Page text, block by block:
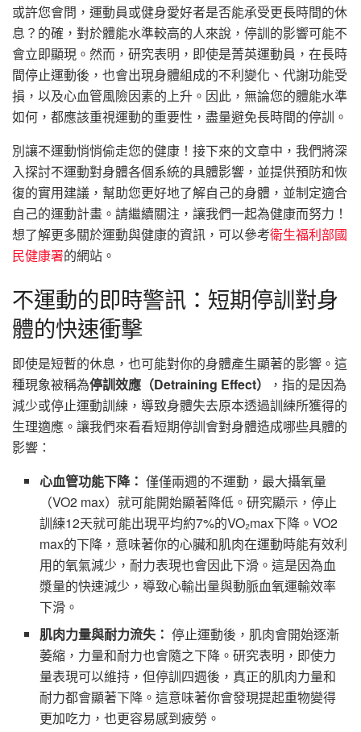
或許您會問，運動員或健身愛好者是否能承受更長時間的休
息？的確，對於體能水準較高的人來說，停訓的影響可能不
會立即顯現。然而，研究表明，即使是菁英運動員，在長時
間停止運動後，也會出現身體組成的不利變化、代謝功能受
損，以及心血管風險因素的上升。因此，無論您的體能水準
如何，都應該重視運動的重要性，盡量避免長時間的停訓。
別讓不運動悄悄偷走您的健康！接下來的文章中，我們將深
入探討不運動對身體各個系統的具體影響，並提供預防和恢
復的實用建議，幫助您更好地了解自己的身體，並制定適合
自己的運動計畫。請繼續關注，讓我們一起為健康而努力！
想了解更多關於運動與健康的資訊，可以參考衛生福利部國
民健康署的網站。
不運動的即時警訊：短期停訓對身
體的快速衝擊
即使是短暫的休息，也可能對你的身體產生顯著的影響。這
種現象被稱為停訓效應（Detraining Effect）
，指的是因為
減少或停止運動訓練，導致身體失去原本透過訓練所獲得的
生理適應。讓我們來看看短期停訓會對身體造成哪些具體的
影響：
心血管功能下降： 僅僅兩週的不運動，最大攝氧量
（VO2 max）就可能開始顯著降低。研究顯示，停止
訓練12天就可能出現平均約7%的VO₂max下降。VO2
max的下降，意味著你的心臟和肌肉在運動時能有效利
用的氧氣減少，耐力表現也會因此下滑。這是因為血
漿量的快速減少，導致心輸出量與動脈血氧運輸效率
下滑。
肌肉力量與耐力流失： 停止運動後，肌肉會開始逐漸
萎縮，力量和耐力也會隨之下降。研究表明，即使力
量表現可以維持，但停訓四週後，真正的肌肉力量和
耐力都會顯著下降。這意味著你會發現提起重物變得
更加吃力，也更容易感到疲勞。